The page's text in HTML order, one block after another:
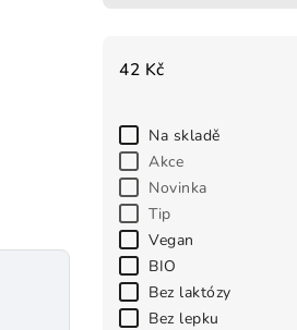
42 Kč
Na skladě
Akce
Novinka
Tip
Vegan
BIO
Bez laktózy
Bez lepku